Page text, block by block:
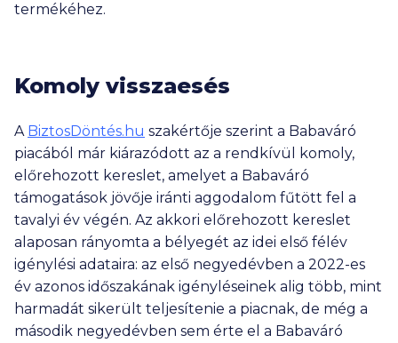
termékéhez.
Komoly visszaesés
A BiztosDöntés.hu szakértője szerint a Babaváró
piacából már kiárazódott az a rendkívül komoly,
előrehozott kereslet, amelyet a Babaváró
támogatások jövője iránti aggodalom fűtött fel a
tavalyi év végén. Az akkori előrehozott kereslet
alaposan rányomta a bélyegét az idei első félév
igénylési adataira: az első negyedévben a 2022-es
év azonos időszakának igényléseinek alig több, mint
harmadát sikerült teljesítenie a piacnak, de még a
második negyedévben sem érte el a Babaváró